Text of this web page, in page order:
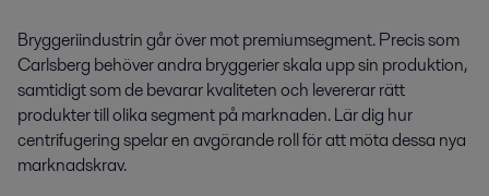
Bryggeriindustrin går över mot premiumsegment. Precis som
Carlsberg behöver andra bryggerier skala upp sin produktion,
samtidigt som de bevarar kvaliteten och levererar rätt
produkter till olika segment på marknaden. Lär dig hur
centrifugering spelar en avgörande roll för att möta dessa nya
marknadskrav.